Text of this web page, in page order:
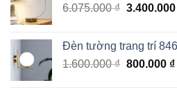
6.075.000₫ Giá
6.075.000
3.400.000
Đèn tường trang trí
1.600.000₫ Giá
800.000 ₫